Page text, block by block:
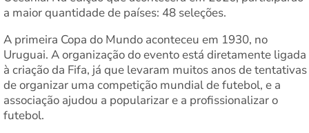
a maior quantidade de países: 48 seleções.
A primeira Copa do Mundo aconteceu em 1930, no
Uruguai. A organização do evento está diretamente ligada
à criação da Fifa, já que levaram muitos anos de tentativas
de organizar uma competição mundial de futebol, e a
associação ajudou a popularizar e a profissionalizar o
futebol.